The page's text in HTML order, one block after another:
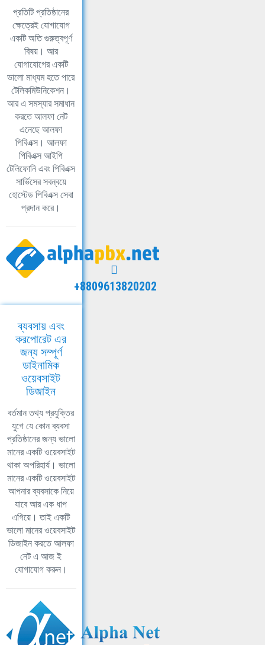
প্রতিটি প্রতিষ্ঠানের
ক্ষেত্রেই যোগাযোগ
একটি অতি গুরুত্বপূর্ণ
বিষয়। আর
যোগাযোগের একটি
ভালো মাধ্যম হতে পারে
টেলিকমিউনিকেশন।
আর এ সমস্যার সমাধান
করতে আলফা নেট
এনেছে আলফা
পিবিএক্স। আলফা
পিবিএক্স আইপি
টেলিফোনি এবং পিবিএক্স
সার্ভিসের সবন্বয়ে
হোস্টেড পিবিএক্স সেবা
প্রদান করে।
+8809613820202
ব্যবসায় এবং
করপোরেট এর
জন্য সম্পূর্ণ
ডাইনামিক
ওয়েবসাইট
ডিজাইন
বর্তমান তথ্য প্রযুক্তির
যুগে যে কোন ব্যবসা
প্রতিষ্ঠানের জন্য ভালো
মানের একটি ওয়েবসাইট
থাকা অপরিহার্য। ভালো
মানের একটি ওয়েবসাইট
আপনার ব্যবসাকে নিয়ে
যাবে আর এক ধাপ
এগিয়ে। তাই একটি
ভালো মানের ওয়েবসাইট
ডিজাইন করতে আলফা
নেট এ আজ ই
যোগাযোগ করুন।